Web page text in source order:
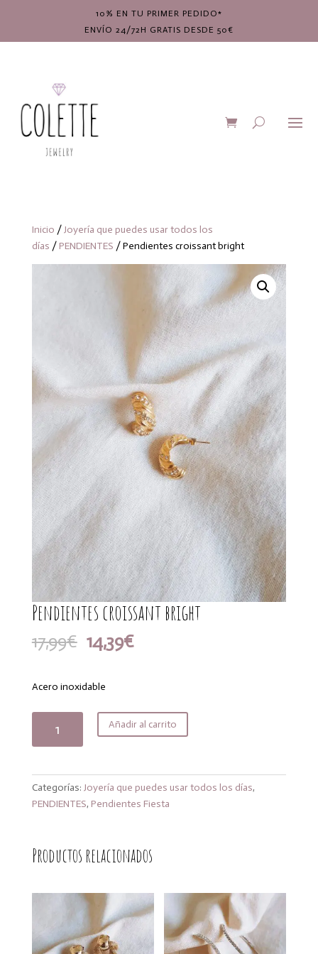
10% EN TU PRIMER PEDIDO*
ENVÍO 24/72H GRATIS DESDE 50€
Inicio /Joyería que puedes usar todos los
días / PENDIENTES / Pendientes croissant bright
Pendientes croissant bright
17,99€ El
precio
era:
14,39€El
Acero inoxidable
croissant
Añadir al carrito
Categorías: Joyería que puedes usar todos los días,
PENDIENTES, Pendientes Fiesta
Productos relacionados